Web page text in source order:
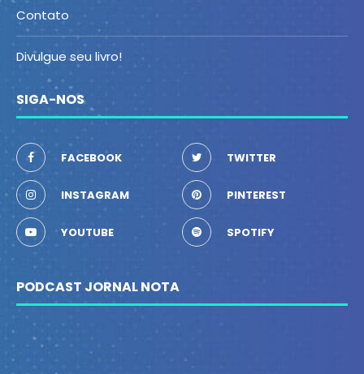
Contato
Divulgue seu livro!
SIGA-NOS
FACEBOOK TWITTER
INSTAGRAM PINTEREST
YOUTUBE SPOTIFY
PODCAST JORNAL NOTA